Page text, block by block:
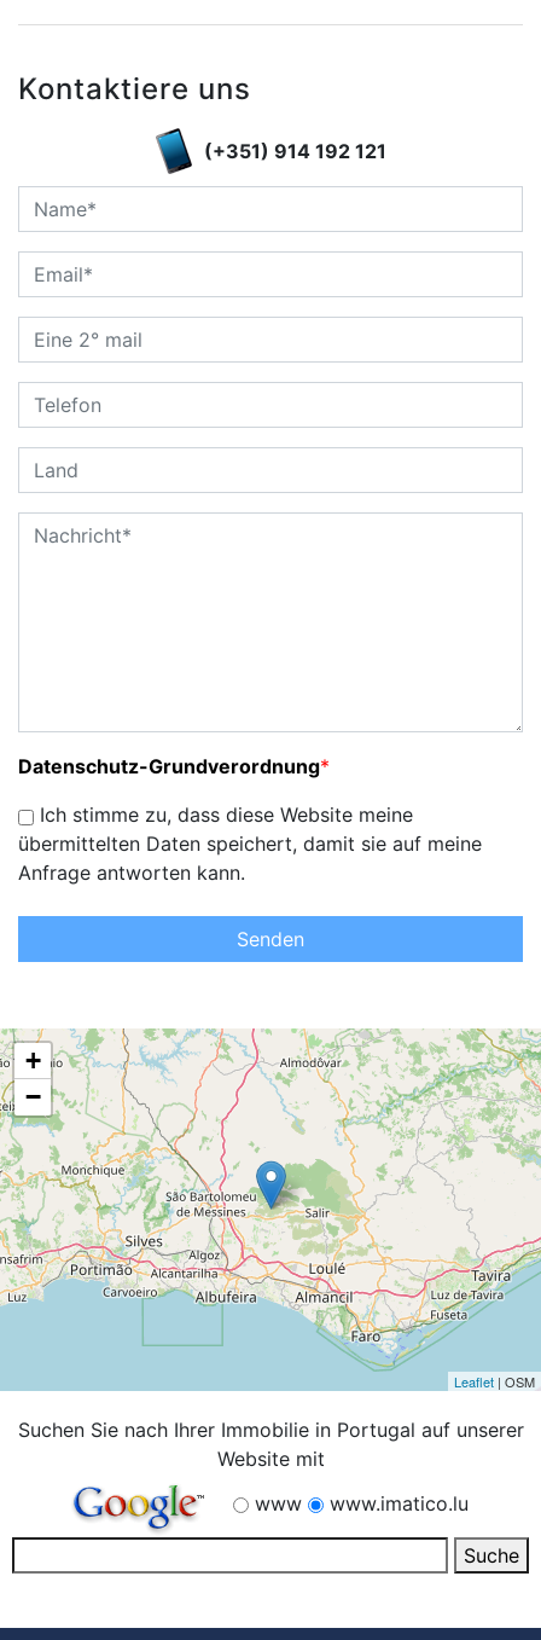
Kontaktiere uns
(+351) 914 192 121
Datenschutz-Grundverordnung*
Ich stimme zu, dass diese Website meine
übermittelten Daten speichert, damit sie auf meine
Anfrage antworten kann.
Senden
+
−
Leaflet | OSM
Suchen Sie nach Ihrer Immobilie in Portugal auf unserer
Website mit
www
www.imatico.lu